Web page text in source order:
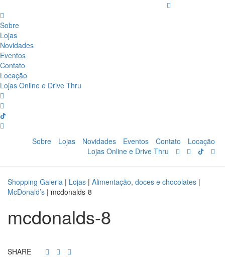
Sobre
Lojas
Novidades
Eventos
Contato
Locação
Lojas Online e Drive Thru
Sobre Lojas Novidades Eventos Contato
Locação
Lojas Online e Drive Thru
Shopping Galeria | Lojas | Alimentação, doces e chocolates |
McDonald’s | mcdonalds-8
mcdonalds-8
SHARE